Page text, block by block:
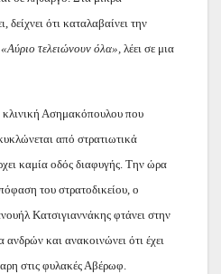
δείχνει ότι καταλαβαίνει την
«Αύριο τελειώνουν όλα», λέει σε μια
κλινική Ασημακόπουλου που
από στρατιωτικά
καμία οδός διαφυγής. Την ώρα
του στρατοδικείου, ο
Κατσιγιαννάκης φτάνει στην
και ανακοινώνει ότι έχει
στις φυλακές Αβέρωφ.